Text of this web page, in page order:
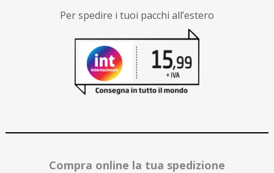
Per spedire i tuoi pacchi all’estero
Compra online la tua spedizione